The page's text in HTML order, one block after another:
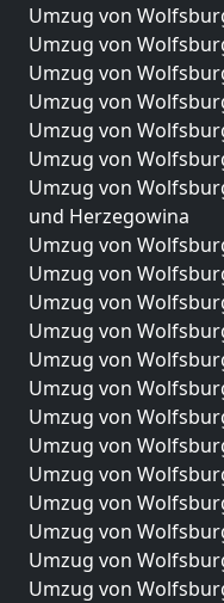
Umzug von
Umzug von
Umzug von
Umzug von
Umzug von
Umzug von
Umzug von
und Herzegowina
Umzug von
Umzug von
Umzug von
Umzug von
Umzug von
Umzug von
Umzug von
Umzug von
Umzug von
Umzug von
Umzug von
Umzug von
Umzug von